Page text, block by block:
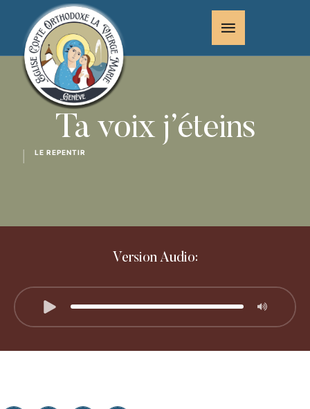
Ta voix j’éteins
LE REPENTIR
Version Audio: